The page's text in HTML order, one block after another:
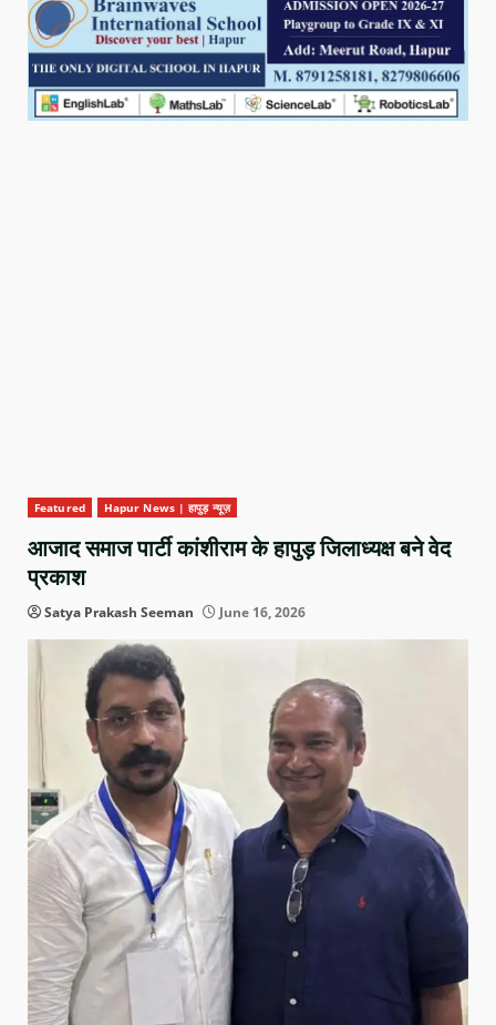
Featured Hapur News | हापुड़ न्यूज़
आजाद समाज पार्टी कांशीराम के हापुड़ जिलाध्यक्ष बने वेद
प्रकाश
Satya Prakash Seeman June 16, 2026